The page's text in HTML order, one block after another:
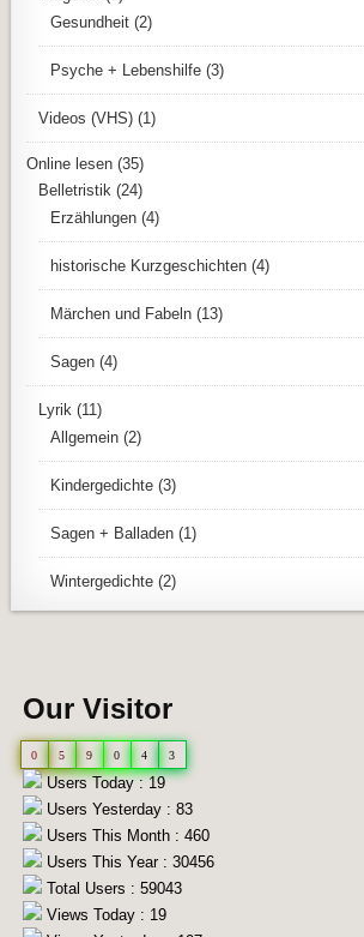
Gesundheit (2)
Psyche + Lebenshilfe (3)
Videos (VHS) (1)
Online lesen (35)
Belletristik (24)
Erzählungen (4)
historische Kurzgeschichten (4)
Märchen und Fabeln (13)
Sagen (4)
Lyrik (11)
Allgemein (2)
Kindergedichte (3)
Sagen + Balladen (1)
Wintergedichte (2)
Our Visitor
0 5 9 0 4 3
Users Today : 19
Users Yesterday : 83
Users This Month : 460
Users This Year : 30456
Total Users : 59043
Views Today : 19